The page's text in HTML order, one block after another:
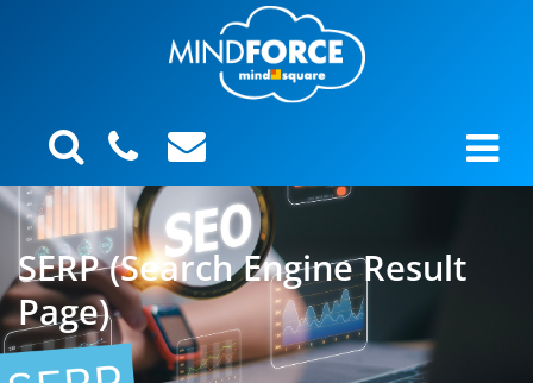
SERP (Search Engine Result
Page)